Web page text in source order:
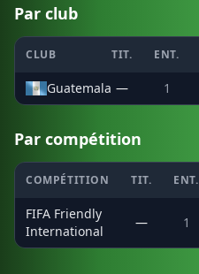
Par club
CLUB TIT. ENT.
Guatemala — 1
Par compétition
COMPÉTITION TIT. ENT.
FIFA Friendly
International
— 1